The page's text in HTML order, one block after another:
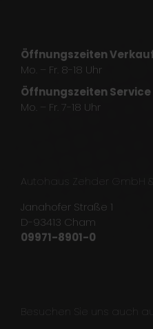
Öffnungszeiten
Mo. – Fr. 8-18 Uhr
Öffnungszeiten Service
Mo. – Fr. 7-18 Uhr
Autohaus Zehder GmbH &
Janahofer Straße 1
D-93413 Cham
09971-8901-0
Besuchen Sie uns auch